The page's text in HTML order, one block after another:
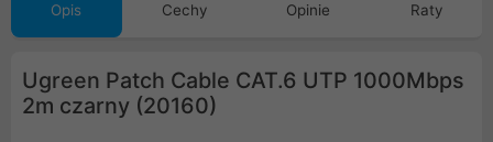
Opis Cechy Opinie Raty
Ugreen Patch Cable CAT.6 UTP 1000Mbps
2m czarny (20160)